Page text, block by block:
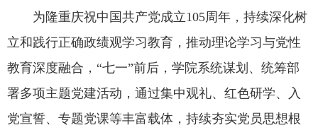
为隆重庆祝中国共产党成立105周年，持续深化树
立和践行正确政绩观学习教育，推动理论学习与党性
教育深度融合，“七一”前后，学院系统谋划、统筹部
署多项主题党建活动，通过集中观礼、红色研学、入
党宣誓、专题党课等丰富载体，持续夯实党员思想根